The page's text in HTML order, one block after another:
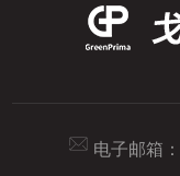
电子邮箱：